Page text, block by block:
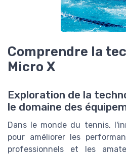
Comprendre la
Micro X
Exploration de la
le domaine des
Dans le monde du tennis,
pour améliorer les
professionnels et les